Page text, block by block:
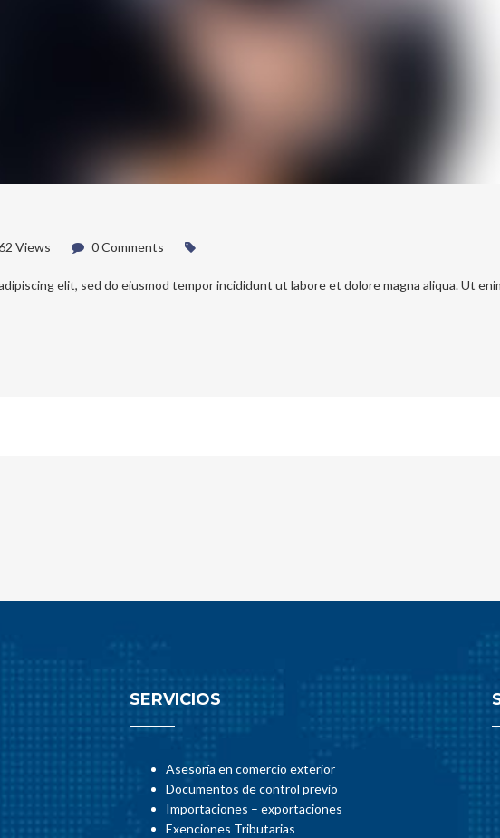
Views 0 Comments
elit, sed do eiusmod tempor incididunt ut labore et dolore magna aliqua. Ut
SERVICIOS
Asesoría en comercio exterior
Documentos de control previo
Importaciones – exportaciones
Exenciones Tributarias